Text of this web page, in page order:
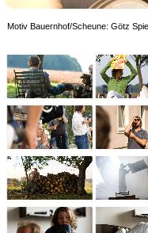
Motiv Bauernhof/Scheune: Götz